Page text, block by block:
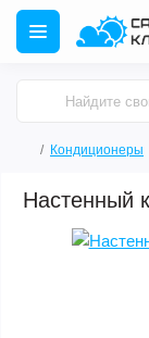
Кондиционеры
Настенный